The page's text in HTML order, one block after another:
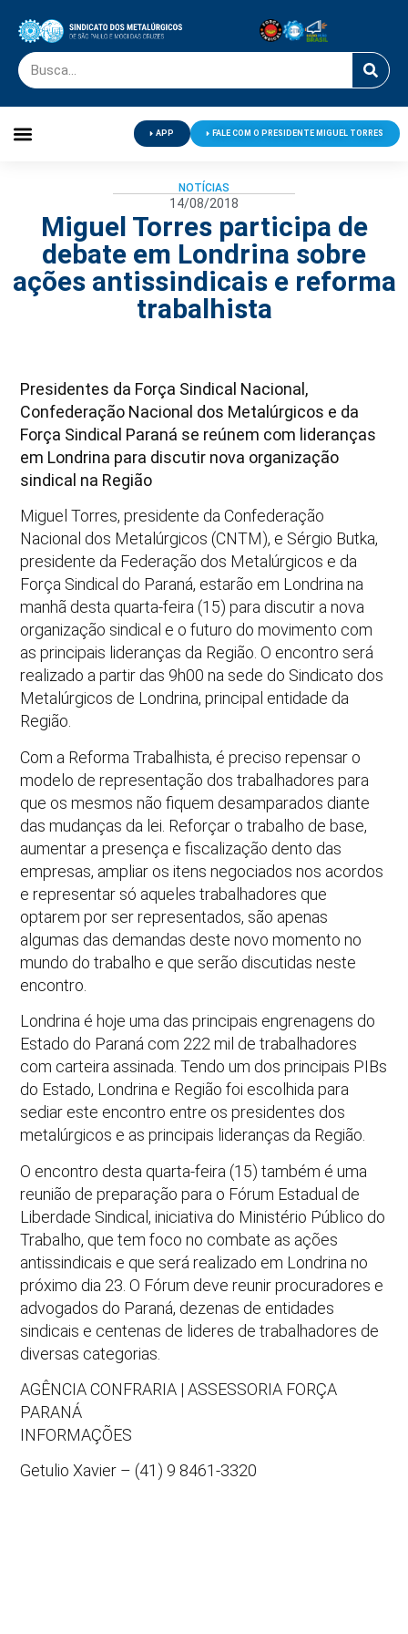
APP FALE COM O PRESIDENTE MIGUEL TORRES
NOTÍCIAS
14/08/2018
Miguel Torres participa de
debate em Londrina sobre
ações antissindicais e reforma
trabalhista
Presidentes da Força Sindical Nacional,
Confederação Nacional dos Metalúrgicos e da
Força Sindical Paraná se reúnem com lideranças
em Londrina para discutir nova organização
sindical na Região
Miguel Torres, presidente da Confederação
Nacional dos Metalúrgicos (CNTM), e Sérgio Butka,
presidente da Federação dos Metalúrgicos e da
Força Sindical do Paraná, estarão em Londrina na
manhã desta quarta-feira (15) para discutir a nova
organização sindical e o futuro do movimento com
as principais lideranças da Região. O encontro será
realizado a partir das 9h00 na sede do Sindicato dos
Metalúrgicos de Londrina, principal entidade da
Região.
Com a Reforma Trabalhista, é preciso repensar o
modelo de representação dos trabalhadores para
que os mesmos não fiquem desamparados diante
das mudanças da lei. Reforçar o trabalho de base,
aumentar a presença e fiscalização dento das
empresas, ampliar os itens negociados nos acordos
e representar só aqueles trabalhadores que
optarem por ser representados, são apenas
algumas das demandas deste novo momento no
mundo do trabalho e que serão discutidas neste
encontro.
Londrina é hoje uma das principais engrenagens do
Estado do Paraná com 222 mil de trabalhadores
com carteira assinada. Tendo um dos principais PIBs
do Estado, Londrina e Região foi escolhida para
sediar este encontro entre os presidentes dos
metalúrgicos e as principais lideranças da Região.
O encontro desta quarta-feira (15) também é uma
reunião de preparação para o Fórum Estadual de
Liberdade Sindical, iniciativa do Ministério Público do
Trabalho, que tem foco no combate as ações
antissindicais e que será realizado em Londrina no
próximo dia 23. O Fórum deve reunir procuradores e
advogados do Paraná, dezenas de entidades
sindicais e centenas de lideres de trabalhadores de
diversas categorias.
AGÊNCIA CONFRARIA | ASSESSORIA FORÇA
PARANÁ
INFORMAÇÕES
Getulio Xavier – (41) 9 8461-3320